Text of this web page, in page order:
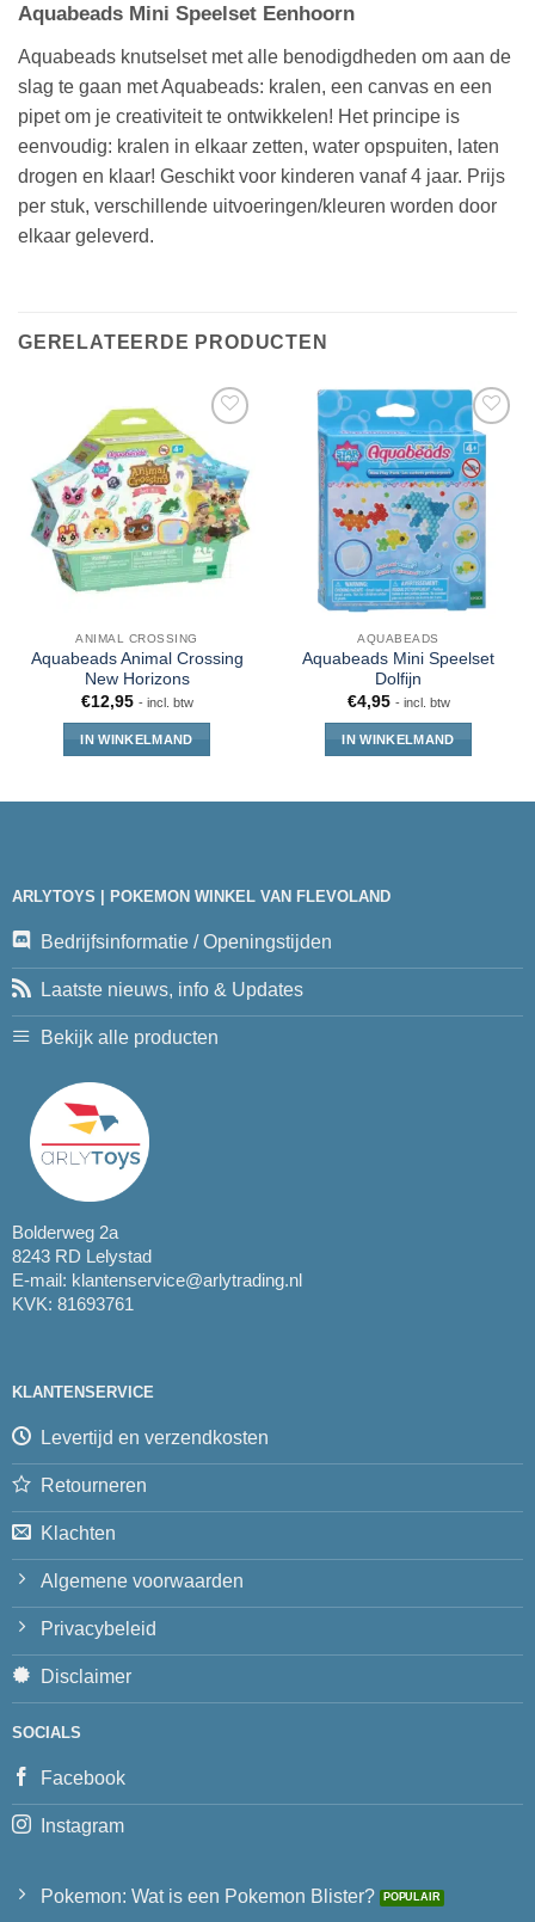
Aquabeads Mini Speelset Eenhoorn
Aquabeads knutselset met alle benodigdheden om aan de
slag te gaan met Aquabeads: kralen, een canvas en een
pipet om je creativiteit te ontwikkelen! Het principe is
eenvoudig: kralen in elkaar zetten, water opspuiten, laten
drogen en klaar! Geschikt voor kinderen vanaf 4 jaar. Prijs
per stuk, verschillende uitvoeringen/kleuren worden door
elkaar geleverd.
GERELATEERDE PRODUCTEN
ANIMAL CROSSING
Aquabeads Animal Crossing
New Horizons
€12,95 - incl. btw
IN WINKELMAND
AQUABEADS
Aquabeads Mini Speelset
Dolfijn
€4,95 - incl. btw
IN WINKELMAND
ARLYTOYS | POKEMON WINKEL VAN FLEVOLAND
Bedrijfsinformatie / Openingstijden
Laatste nieuws, info & Updates
Bekijk alle producten
Bolderweg 2a
8243 RD Lelystad
E-mail: klantenservice@arlytrading.nl
KVK: 81693761
KLANTENSERVICE
Levertijd en verzendkosten
Retourneren
Klachten
Algemene voorwaarden
Privacybeleid
Disclaimer
SOCIALS
Facebook
Instagram
Pokemon: Wat is een Pokemon Blister?